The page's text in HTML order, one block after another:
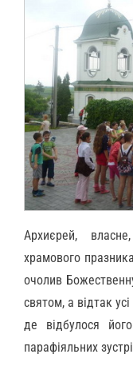
Архиєрей,
храмового
очолив
святом, а відтак
де відбулося
парафіяльних